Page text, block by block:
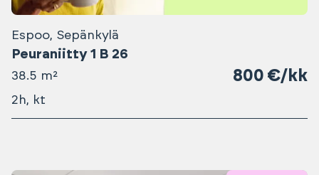
Espoo, Sepänkylä
Peuraniitty 1 B 26
38.5 m² 800 €/kk
2h, kt